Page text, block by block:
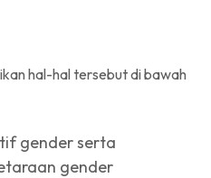
hal-hal tersebut di bawah
gender serta
gender